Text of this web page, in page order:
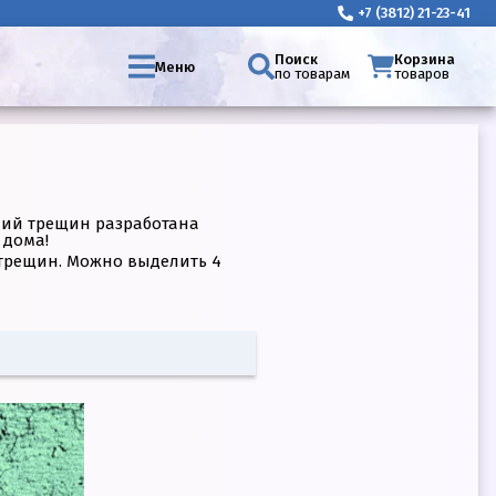
+7 (3812) 21-23-41
Меню
Поиск
по товарам
Корзина
товаров
трещин разработана
дома!
Можно выделить 4